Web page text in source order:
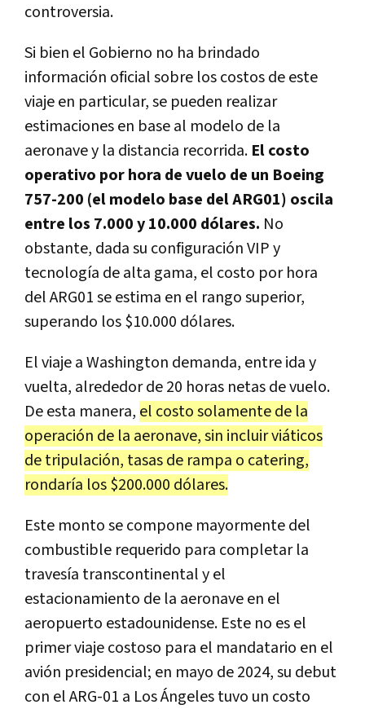
controversia.
Si bien el Gobierno no ha brindado
información oficial sobre los costos de este
viaje en particular, se pueden realizar
estimaciones en base al modelo de la
aeronave y la distancia recorrida. El costo
operativo por hora de vuelo de un Boeing
757-200 (el modelo base del ARG01) oscila
entre los 7.000 y 10.000 dólares. No
obstante, dada su configuración VIP y
tecnología de alta gama, el costo por hora
del ARG01 se estima en el rango superior,
superando los $10.000 dólares.
El viaje a Washington demanda, entre ida y
vuelta, alrededor de 20 horas netas de vuelo.
De esta manera, el costo solamente de la
operación de la aeronave, sin incluir viáticos
de tripulación, tasas de rampa o catering,
rondaría los $200.000 dólares.
Este monto se compone mayormente del
combustible requerido para completar la
travesía transcontinental y el
estacionamiento de la aeronave en el
aeropuerto estadounidense. Este no es el
primer viaje costoso para el mandatario en el
avión presidencial; en mayo de 2024, su debut
con el ARG-01 a Los Ángeles tuvo un costo